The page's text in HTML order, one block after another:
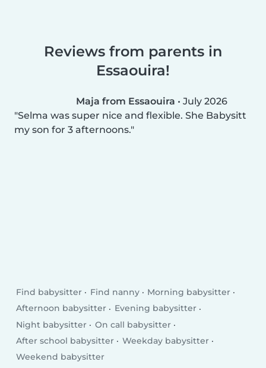
Reviews from parents in
Essaouira!
Maja from Essaouira • July 2026
Selma was super nice and flexible. She Babysitt
my son for 3 afternoons.
Find babysitter Find nanny
Morning babysitter
Afternoon babysitter
Evening babysitter
Night babysitter
On call babysitter
After school babysitter
Weekday babysitter
Weekend babysitter